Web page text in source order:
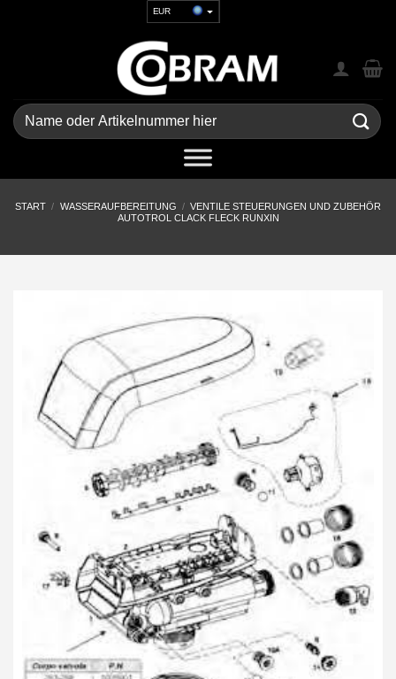
EUR
GBP
CHF
UAH
Suchen
nach:
START / WASSERAUFBEREITUNG / VENTILE STEUERUNGEN UND ZUBEHÖR
AUTOTROL CLACK FLECK RUNXIN